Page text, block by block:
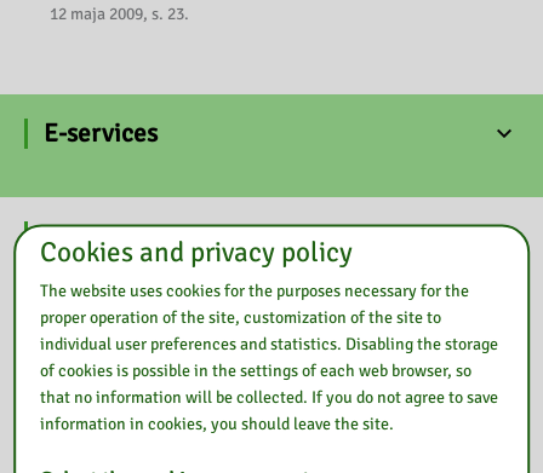
12 maja 2009, s. 23.
E-services
Our library
Cookies and privacy policy
The website uses cookies for the purposes necessary for the
proper operation of the site, customization of the site to
individual user preferences and statistics. Disabling the storage
of cookies is possible in the settings of each web browser, so
that no information will be collected. If you do not agree to save
information in cookies, you should leave the site.